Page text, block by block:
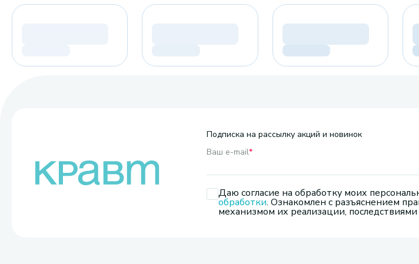
Подписка на рассылку акций и новинок
Ваш e-mail*
Даю согласие на обработку моих
обработки. Ознакомлен с разъяснением
механизмом их реализации, последствиями